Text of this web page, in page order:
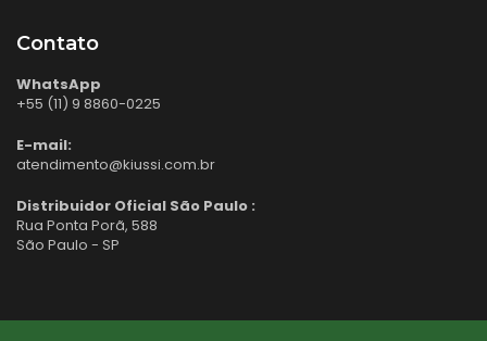
Contato
WhatsApp
+55 (11) 9 8860-0225
E-mail:
atendimento@kiussi.com.br
Distribuidor Oficial São Paulo :
Rua Ponta Porã, 588
São Paulo - SP